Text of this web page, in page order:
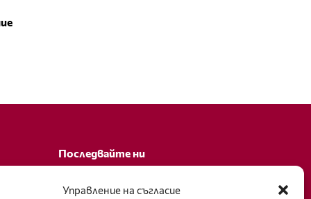
Управление на съгласие
Последвайте ни